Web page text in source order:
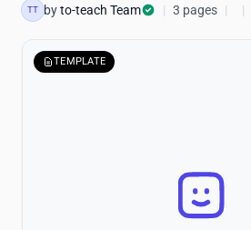
TT byto-teach Team | 3 pages | |
TEMPLATE